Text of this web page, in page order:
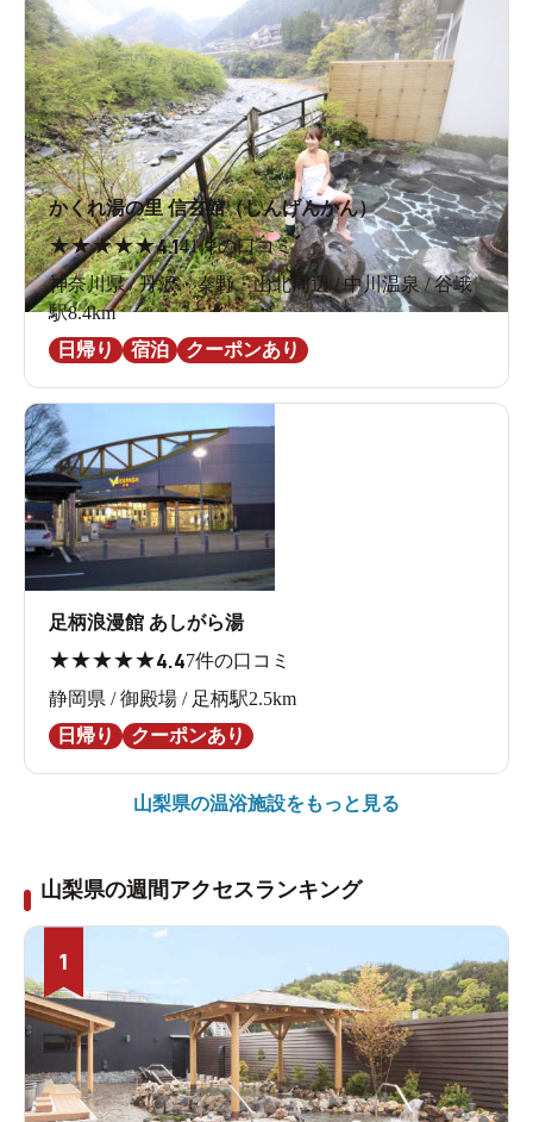
かくれ湯の里 信玄館（しんげんかん）
★★★★★4.141件の口コミ
神奈川県 / 丹沢・秦野・山北周辺 / 中川温泉 / 谷峨
駅8.4km
日帰り
宿泊 クーポンあり
足柄浪漫館 あしがら湯
★★★★★4.47件の口コミ
静岡県 / 御殿場 / 足柄駅2.5km
日帰り
クーポンあり
山梨県の温浴施設をもっと見る
山梨県の週間アクセスランキング
1